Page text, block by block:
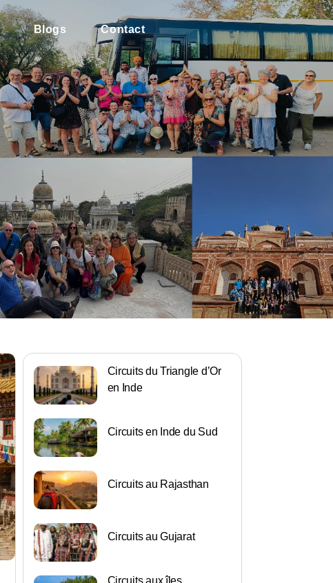
Blogs Contact
Circuits du Triangle d’Or
en Inde
Circuits en Inde du Sud
Circuits au Rajasthan
Circuits au Gujarat
Circuits aux îles